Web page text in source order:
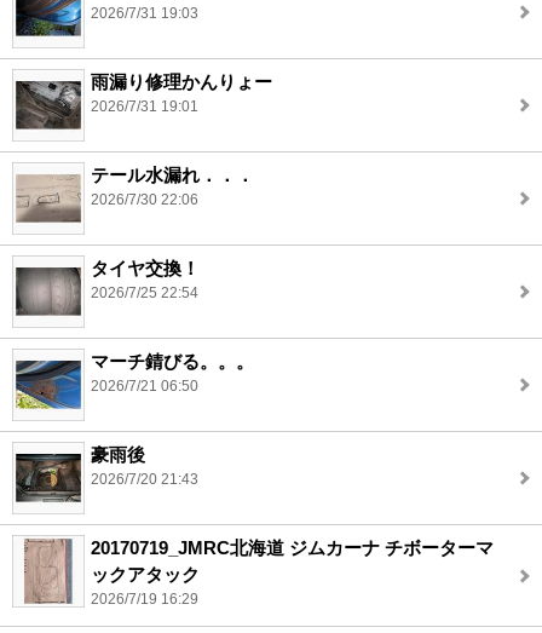
2026/7/31 19:03
雨漏り修理かんりょー
2026/7/31 19:01
テール水漏れ．．．
2026/7/30 22:06
タイヤ交換！
2026/7/25 22:54
マーチ錆びる。。。
2026/7/21 06:50
豪雨後
2026/7/20 21:43
20170719_JMRC北海道 ジムカーナ チボーターマ
ックアタック
2026/7/19 16:29